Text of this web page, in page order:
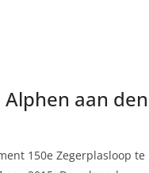
aan den
150e Zegerplasloop te